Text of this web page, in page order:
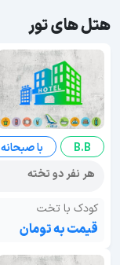
هتل های تور
B.B
با صبحانه
هر نفر دو تخته
کودک با تخت
قیمت به تومان